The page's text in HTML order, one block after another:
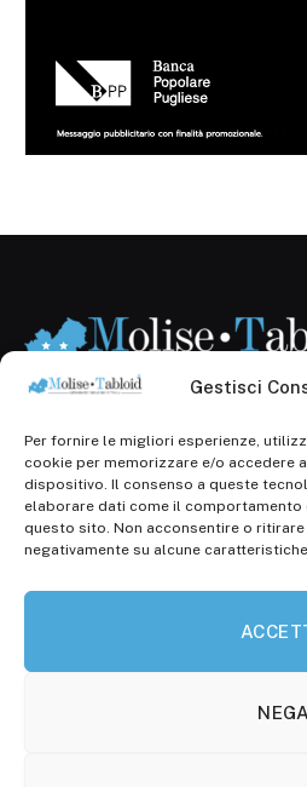
Gestisci
Per fornire le migliori esperienze,
cookie per memorizzare e/o accedere
dispositivo. Il consenso a queste
elaborare dati come il comportamento
questo sito. Non acconsentire o
negativamente su alcune
NEGA
Registr. presso il Tribunale di
14.11.2013, Cron. 1254
Roc: iscrizione n° 25549 (Prot.
30.04.2015)
P.Iva: 01707150700